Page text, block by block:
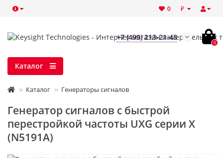
₽
0
+7 (499) 213-21-43
0
Каталог
Каталог Генераторы сигналов
Генератор сигналов с быстрой
перестройкой частоты UXG серии X
(N5191A)